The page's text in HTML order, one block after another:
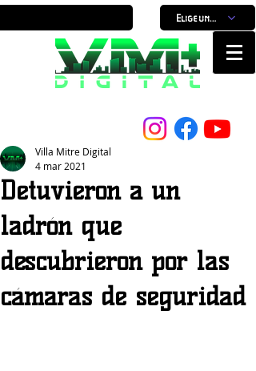
Elige un horario
Detuvieron a un
ladrón que
descubrieron por las
cámaras de seguridad
Villa Mitre Digital
4 mar 2021